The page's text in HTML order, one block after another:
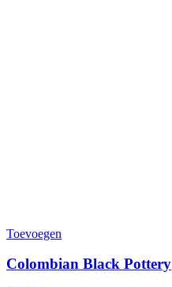
Toevoegen
Colombian Black Pottery